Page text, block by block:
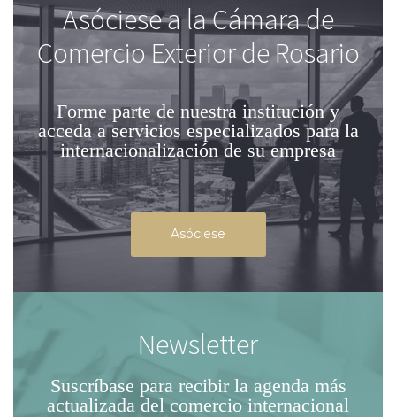
Asóciese a la Cámara de
Comercio Exterior de Rosario
Forme parte de nuestra institucióny
acceda a servicios especializados para la
internacionalización de su empresa
Asóciese
Newsletter
Suscríbase para recibir la agenda más
actualizada del comercio internacional